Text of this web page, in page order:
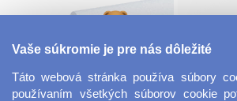
Vaše súkromie je pre nás dôležité
Táto webová stránka používa súbory
používaním všetkých súborov cookie